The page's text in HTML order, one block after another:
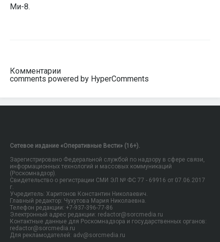
Ми-8.
Комментарии
comments powered by HyperComments
Сетевое издание «Оперативные Вести» (16+).
Зарегистрировано Федеральной службой по надзору в сфере связи,
информационных технологий и массовых коммуникаций
(Роскомнадзор).
Свидетельство о регистрации СМИ ЭЛ № ФС 77 - 69916 от 07.06.2017
г.
Учредитель: Харитонов Константин Николаевич.
Главный редактор: Чухутова Мария Николаевна.
Телефон редакции: +7-937-396-77-86
Электронный адрес редакции: redactor@sorcmedia.ru
Контактные данные для Роскомнадзора и государственных органов:
redactor@sorcmedia.ru
Для рекламодателей: adv@sorcmedia.ru